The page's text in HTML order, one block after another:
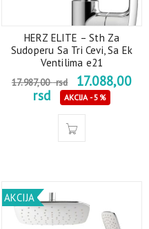
HERZ ELITE – Sth Za
Sudoperu Sa Tri Cevi, Sa Ek
Ventilima e21
17.987,00rsd
17.088,00
rsd
AKCIJA - 5%
AKCIJA